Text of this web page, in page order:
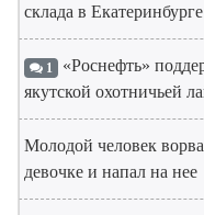
склада в Екатеринбурге
1 «Роснефть»
якутской охотничьей
Молодой человек
девочке и напал на нее